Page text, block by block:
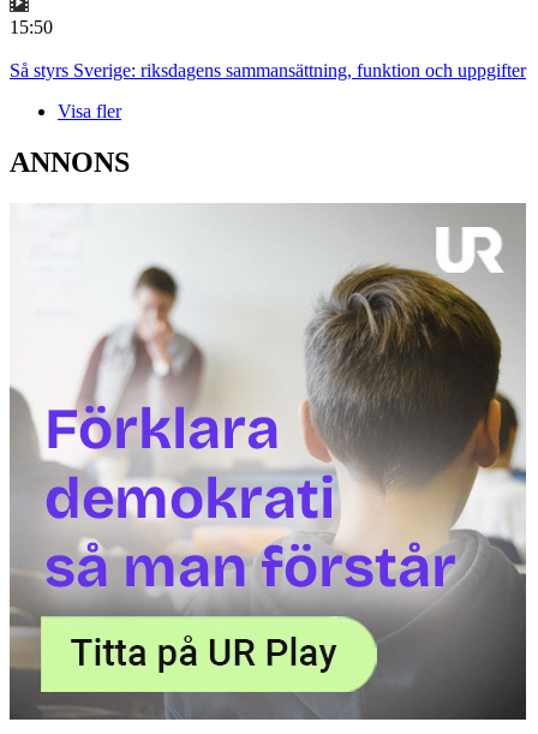
15:50
Så styrs Sverige: riksdagens sammansättning, funktion och uppgifter
Visa fler
ANNONS